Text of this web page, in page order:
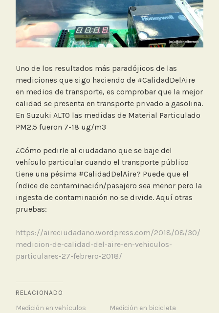
Uno de los resultados más paradójicos de las
mediciones que sigo haciendo de #CalidadDelAire
en medios de transporte, es comprobar que la mejor
calidad se presenta en transporte privado a gasolina.
En Suzuki ALTO las medidas de Material Particulado
PM2.5 fueron 7-18 ug/m3
¿Cómo pedirle al ciudadano que se baje del
vehículo particular cuando el transporte público
tiene una pésima #CalidadDelAire? Puede que el
índice de contaminación/pasajero sea menor pero la
ingesta de contaminación no se divide. Aquí otras
pruebas:
https://aireciudadano.wordpress.com/2018/08/30/
medicion-de-calidad-del-aire-en-vehiculos-
particulares-27-febrero-2018/
RELACIONADO
Medición en vehículos
Medición en bicicleta